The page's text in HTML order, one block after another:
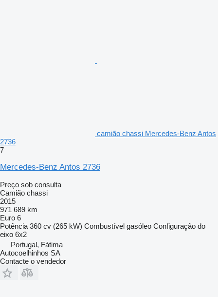
camião chassi Mercedes-Benz Antos
2736
7
Mercedes-Benz Antos 2736
Preço sob consulta
Camião chassi
2015
971 689 km
Euro 6
Potência 360 cv (265 kW) Combustível gasóleo Configuração do
eixo 6x2
Portugal, Fátima
Autocoelhinhos SA
Contacte o vendedor